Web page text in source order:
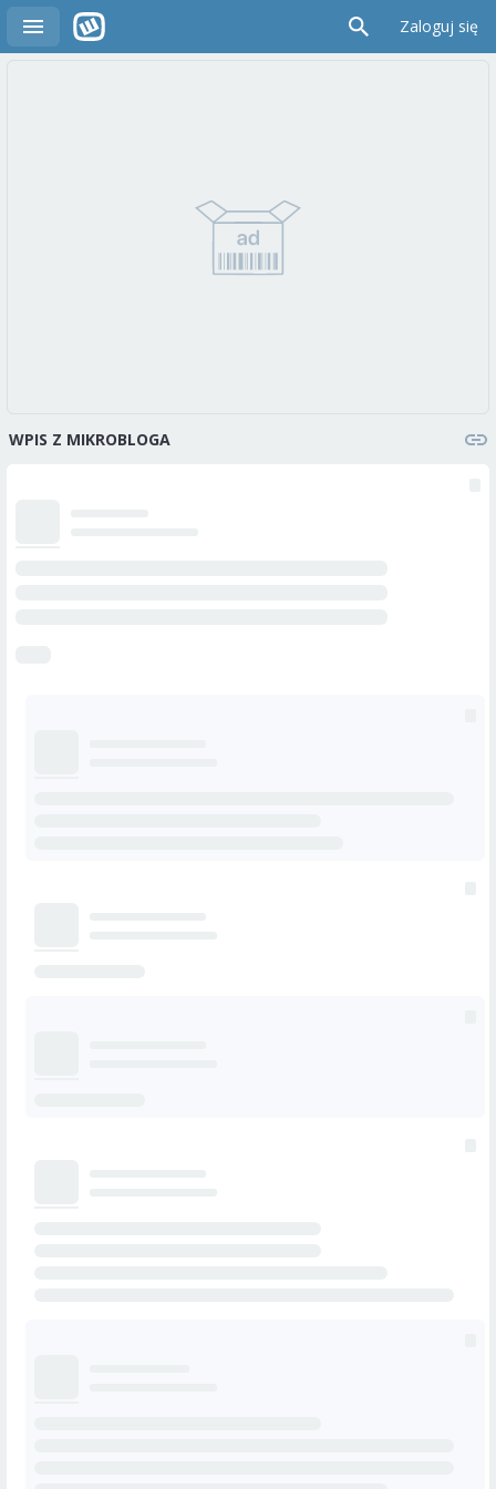
Zaloguj się
WPIS Z MIKROBLOGA